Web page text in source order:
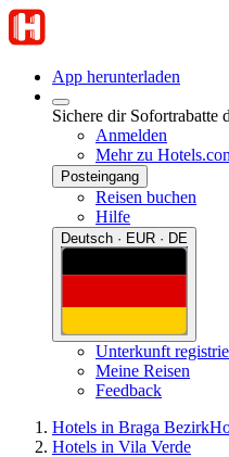
App herunterladen
Sichere dir Sofortrabatte
Anmelden
Mehr zu
Posteingang
Reisen buchen
Hilfe
Deutsch · EUR · DE
Unterkunft
Meine Reisen
Feedback
Hotels in Braga Bezirk
Hotels in Vila Verde